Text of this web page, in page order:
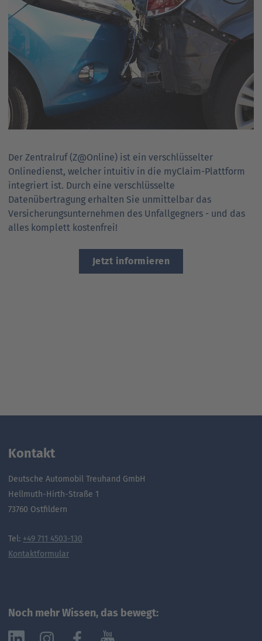
Der Zentralruf (Z@Online) ist ein verschlüsselter
Onlinedienst, welcher intuitiv in die myClaim-Plattform
integriert ist. Durch eine verschlüsselte
Datenübertragung erhalten Sie unmittelbar das
Versicherungsunternehmen des Unfallgegners - und das
alles komplett kostenfrei!
Jetzt informieren
Kontakt
Deutsche Automobil Treuhand GmbH
Hellmuth-Hirth-Straße 1
73760 Ostfildern
Tel: +49 711 4503-130
Kontaktformular
Noch mehr Wissen, das bewegt: